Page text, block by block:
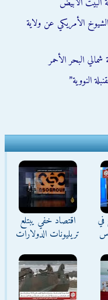
الأمريكي عن ولاية
البحر الأحمر
النووية”
اقتصاد خفي يبتلع
تريليونات الدولارات